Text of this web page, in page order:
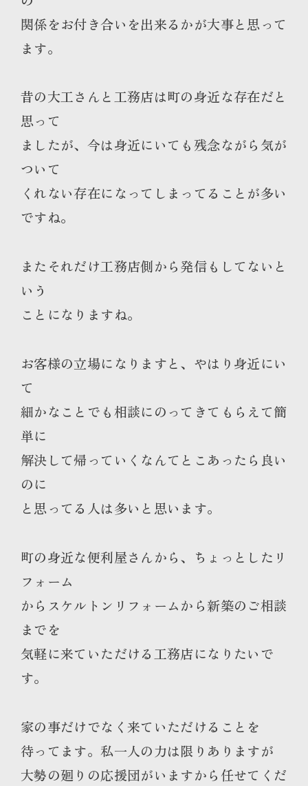
関係をお付き合いを出来るかが大事と思って
ます。
昔の大工さんと工務店は町の身近な存在だと
思って
ましたが、今は身近にいても残念ながら気が
ついて
くれない存在になってしまってることが多い
ですね。
またそれだけ工務店側から発信もしてないと
いう
ことになりますね。
お客様の立場になりますと、やはり身近にい
て
細かなことでも相談にのってきてもらえて簡
単に
解決して帰っていくなんてとこあったら良い
のに
と思ってる人は多いと思います。
町の身近な便利屋さんから、ちょっとしたリ
フォーム
からスケルトンリフォームから新築のご相談
までを
気軽に来ていただける工務店になりたいで
す。
家の事だけでなく来ていただけることを
待ってます。私一人の力は限りありますが
大勢の廻りの応援団がいますから任せてくだ